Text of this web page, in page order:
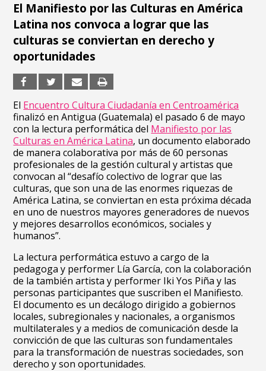
El Manifiesto por las Culturas en América
Latina nos convoca a lograr que las
culturas se conviertan en derecho y
oportunidades
El Encuentro Cultura Ciudadanía en Centroamérica
finalizó en Antigua (Guatemala) el pasado 6 de mayo
con la lectura performática del Manifiesto por las
Culturas en América Latina, un documento elaborado
de manera colaborativa por más de 60 personas
profesionales de la gestión cultural y artistas que
convocan al “desafío colectivo de lograr que las
culturas, que son una de las enormes riquezas de
América Latina, se conviertan en esta próxima década
en uno de nuestros mayores generadores de nuevos
y mejores desarrollos económicos, sociales y
humanos”.
La lectura performática estuvo a cargo de la
pedagoga y performer Lía García, con la colaboración
de la también artista y performer Iki Yos Piña y las
personas participantes que suscriben el Manifiesto.
El documento es un decálogo dirigido a gobiernos
locales, subregionales y nacionales, a organismos
multilaterales y a medios de comunicación desde la
convicción de que las culturas son fundamentales
para la transformación de nuestras sociedades, son
derecho y son oportunidades.